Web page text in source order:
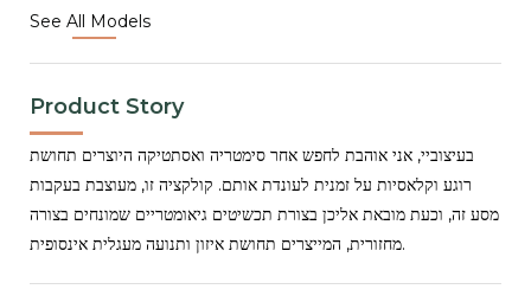
See All Models
Product Story
בעיצוביי, אני אוהבת לחפש אחר סימטריה ואסתטיקה היוצרים תחושת
רוגע וקלאסיות על זמנית לעונדת אותם. קולקציה זו, מעוצבת בעקבות
מסע זה, וכעת מובאת אליכן בצורת תכשיטים גיאומטריים שמונחים בצורה
מחזורית, המייצרים תחושת איזון ותנועה מעגלית אינסופית.